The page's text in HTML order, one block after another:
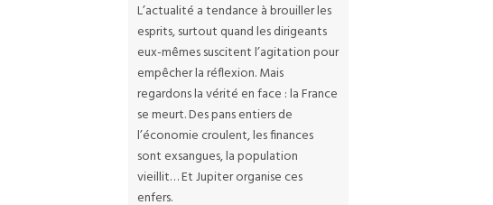
L’actualité a tendance à brouiller les
esprits, surtout quand les dirigeants
eux-mêmes suscitent l’agitation pour
empêcher la réflexion. Mais
regardons la vérité en face : la France
se meurt. Des pans entiers de
l’économie croulent, les finances
sont exsangues, la population
vieillit… Et Jupiter organise ces
enfers.